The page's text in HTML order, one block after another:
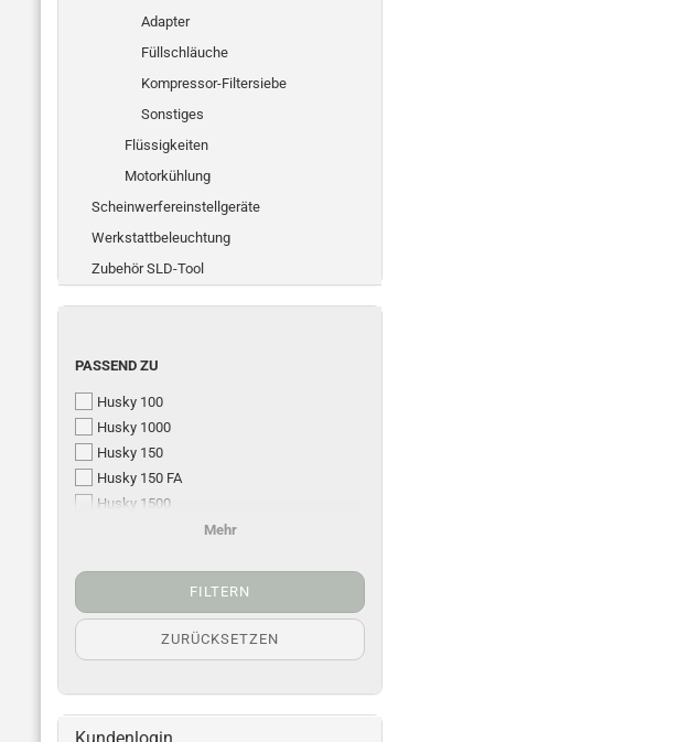
Adapter
Füllschläuche
Kompressor-Filtersiebe
Sonstiges
Flüssigkeiten
Motorkühlung
Scheinwerfereinstellgeräte
Werkstattbeleuchtung
Zubehör SLD-Tool
PASSEND ZU
Husky 100
Husky 1000
Husky 150
Husky 150 FA
Husky 1500
Mehr
FILTERN
ZURÜCKSETZEN